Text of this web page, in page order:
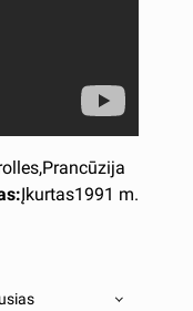
Įkurtas1991 m.